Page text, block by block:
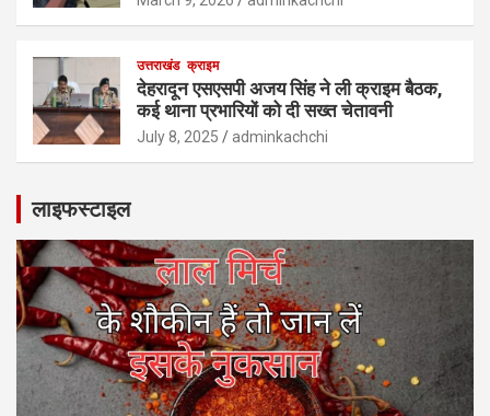
उत्तराखंड क्राइम
देहरादून एसएसपी अजय सिंह ने ली क्राइम बैठक,
कई थाना प्रभारियों को दी सख्त चेतावनी
July 8, 2025 adminkachchi
लाइफस्टाइल